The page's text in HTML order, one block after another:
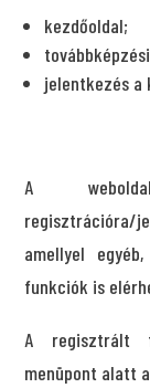
kezdőoldal;
jelentkezés a
A
amellyel
funkciók is
A regisztrált
menüpont alatt